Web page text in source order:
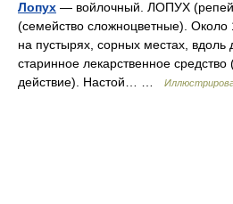
Лопух — войлочный. ЛОПУХ
(семейство сложноцветные). Около
на пустырях, сорных местах, вдоль
старинное лекарственное
действие). Настой… …